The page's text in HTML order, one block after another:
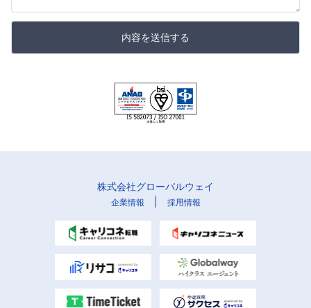
内容を送信する
株式会社グローバルウェイ
企業情報 採用情報